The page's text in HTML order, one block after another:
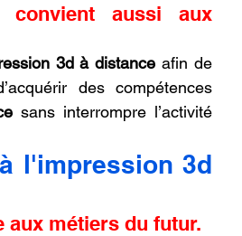
aussi aux
3d à distance afin de
des compétences
sans interrompre l’activité
l'impression 3d
aux métiers du futur.